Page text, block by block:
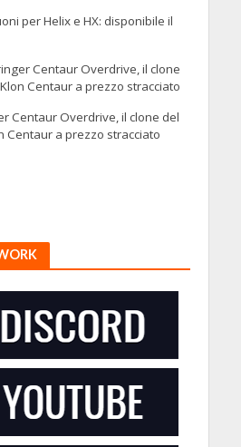
per Helix e HX: disponibile il
Centaur Overdrive, il clone
Centaur a prezzo stracciato
Centaur Overdrive, il clone del
Centaur a prezzo stracciato